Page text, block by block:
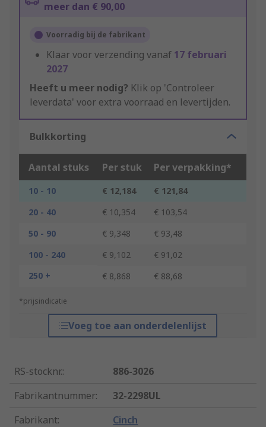
meer dan € 90,00
Voorradig bij de fabrikant
Klaar voor verzending vanaf 17 februari
2027
Heeft u meer nodig? Klik op 'Controleer
leverdata' voor extra voorraad en levertijden.
Bulkkorting
Aantal stuks Per stuk Per verpakking*
10 - 10 € 12,184
€ 121,84
20 - 40
€ 10,354
€ 103,54
50 - 90
€ 9,348
€ 93,48
100 - 240
€ 9,102
€ 91,02
250 +
€ 8,868 € 88,68
*prijsindicatie
Voeg toe aan onderdelenlijst
RS-stocknr.:
886-3026
Fabrikantnummer:
32-2298UL
Fabrikant: Cinch